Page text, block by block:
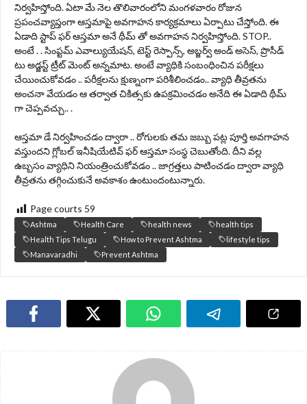
నిర్వహిస్తోంది. ఏటా మే నెల తొలివారంలోని మంగళవారం రోజున
ప్రపంచవ్యాప్తంగా ఆస్తమాపై అవగాహన కార్యక్రమాలు ఏర్పాటు చేస్తోంది. ఈ
ఏడాది స్టాప్ ఫర్ ఆస్తమా అనే థీమ్ తో అవగాహన నిర్వహిస్తోంది. STOP..
అంటే . . సింప్టమ్ ఎవాల్యుయేషన్, టెస్ట్ రెస్పాన్స్, అబ్జర్వ్ అండ్ అసెస్, ప్రొసీడ్
టు అడ్జస్ట్ ట్రీట్ మెంట్ అన్నమాట. అంటే వ్యాధికి సంబంధించిన పరీక్షలు
చేయించుకోవడం .. పరీక్షలను క్షుణ్నంగా పరిశీలించడం.. వ్యాధి తీవ్రతను
అంచనా వేయడం ఆ తర్వాత చికిత్సకు ఉపక్రమించడం అనేది ఈ ఏడాది థీమ్
గా చెప్పవచ్చు.. .
ఆస్తమా డే నిర్వహించడం ద్వారా .. రోగులకు తమ జబ్బు పట్ల పూర్తి అవగాహన
వస్తుందని గ్లోబల్ ఇనీషియేటివ్ ఫర్ ఆస్తమా సంస్థ చెబుతోంది. దీని వల్ల
ఉబ్బసం వ్యాధిని నియంత్రించుకోవడం .. జాగ్రత్తలు పాటించడం ద్వారా వ్యాధి
తీవ్రతను తగ్గించుకునే అవకాశం ఉంటుందంటున్నారు.
Page courts 59
Ashtma Health Care health news
health tips
Health Tips Telugu
How to Prevent Ashtma
lifestyle tips
Manavaradhi
Prevent Ashtma